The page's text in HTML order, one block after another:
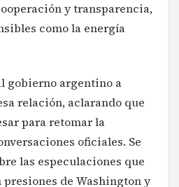
y transparencia,
como la energía
gobierno argentino a
relación, aclarando que
para retomar la
oficiales. Se
las especulaciones que
de Washington y